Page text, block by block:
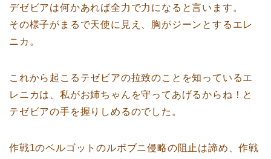
デゼビアは何かあれば全力で力になると言います。
その様子がまるで天使に見え、胸がジーンとするエレ
ニカ。
これから起こるテゼビアの拉致のことを知っているエ
レニカは、私がお姉ちゃんを守ってあげるからね！と
テゼビアの手を握りしめるのでした。
作戦1のベルゴットのルボブニ侵略の阻止は諦め、作戦